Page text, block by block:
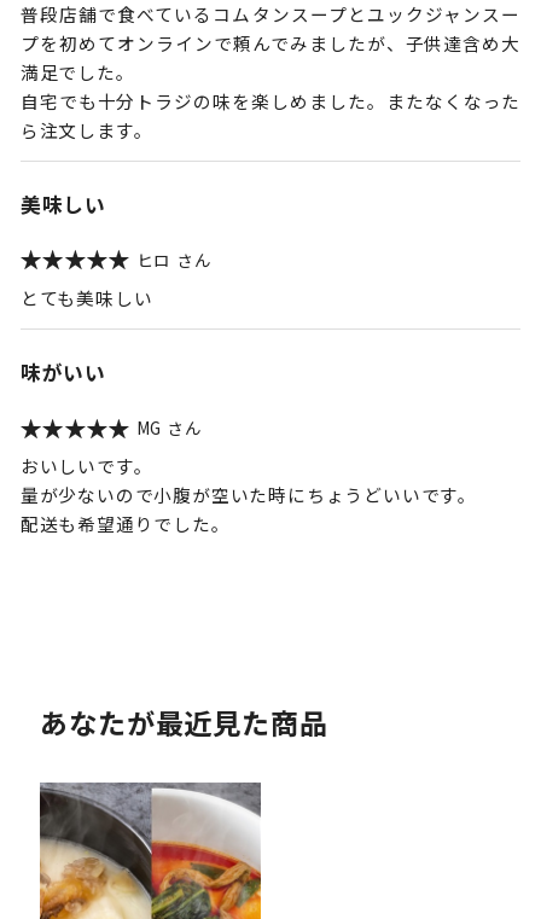
普段店舗で食べているコムタンスープとユックジャンスー
プを初めてオンラインで頼んでみましたが、子供達含め大
満足でした。
自宅でも十分トラジの味を楽しめました。またなくなった
ら注文します。
美味しい
ヒロ
とても美味しい
味がいい
MG
おいしいです。
量が少ないので小腹が空いた時にちょうどいいです。
配送も希望通りでした。
あなたが最近見た商品